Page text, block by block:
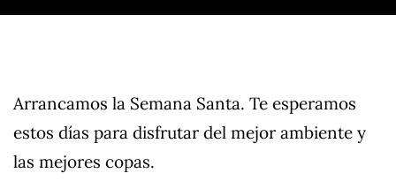
Arrancamos la Semana Santa. Te esperamos
estos días para disfrutar del mejor ambiente y
las mejores copas.